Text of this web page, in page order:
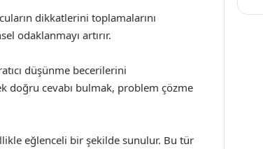
dikkatlerini toplamalarını
odaklanmayı artırır.
düşünme becerilerini
doğru cevabı bulmak, problem çözme
eğlenceli bir şekilde sunulur. Bu tür